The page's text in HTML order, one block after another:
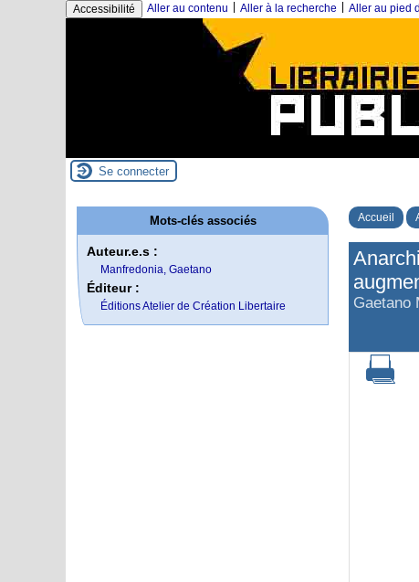
Accessibilité Aller au contenu Aller à la recherche Aller au pied
Se connecter
Accueil
Gaetano
Mots-clés associés
Auteur.e.s :
Manfredonia, Gaetano
Éditeur :
Éditions Atelier de Création Libertaire